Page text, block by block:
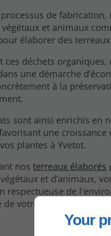
Your
de fabrication,
et animaux
élaborer des
ces déchets organiques,
une démarche
à la
sont ainsi enrichis en
une croissance
plantes à Yvetot.
nosterreaux élaborés
et d’animaux,
respectueuse de
votre jardin à Yvetot.